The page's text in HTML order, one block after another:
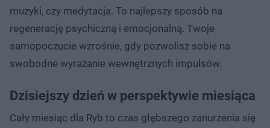
muzyki, czy medytacja. To najlepszy sposób na
regenerację psychiczną i emocjonalną. Twoje
samopoczucie wzrośnie, gdy pozwolisz sobie na
swobodne wyrażanie wewnętrznych impulsów.
Dzisiejszy dzień w perspektywie miesiąca
Cały miesiąc dla Ryb to czas głębszego zanurzenia się